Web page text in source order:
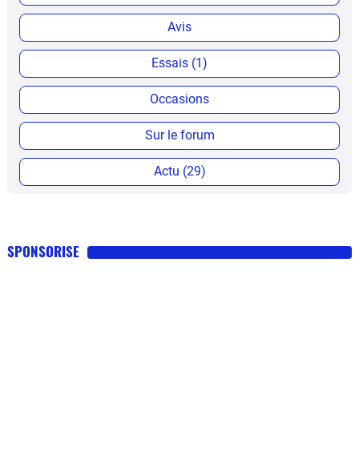
Avis
Essais (1)
Occasions
Sur le forum
Actu (29)
SPONSORISE